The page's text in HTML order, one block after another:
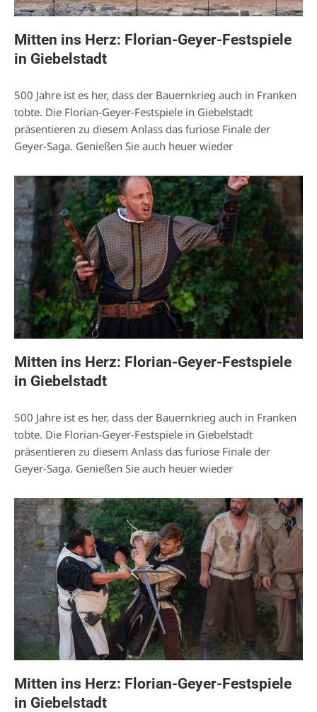
Mitten ins Herz: Florian-Geyer-Festspiele
in Giebelstadt
500 Jahre ist es her, dass der Bauernkrieg auch in Franken
tobte. Die Florian-Geyer-Festspiele in Giebelstadt
präsentieren zu diesem Anlass das furiose Finale der
Geyer-Saga. Genießen Sie auch heuer wieder
Mitten ins Herz: Florian-Geyer-Festspiele
in Giebelstadt
500 Jahre ist es her, dass der Bauernkrieg auch in Franken
tobte. Die Florian-Geyer-Festspiele in Giebelstadt
präsentieren zu diesem Anlass das furiose Finale der
Geyer-Saga. Genießen Sie auch heuer wieder
Mitten ins Herz: Florian-Geyer-Festspiele
in Giebelstadt